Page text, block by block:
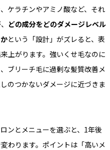
ケラチンやアミノ酸など、それ
どの成分をどのダメージレベル
という「設計」がズレると、表
上がります。強いくせ毛なのに
ブリーチ毛に過剰な髪質改善メ
のつかないダメージに近づきま
ンとメニューを選ぶと、1年後
わります。ポイントは「高いメ